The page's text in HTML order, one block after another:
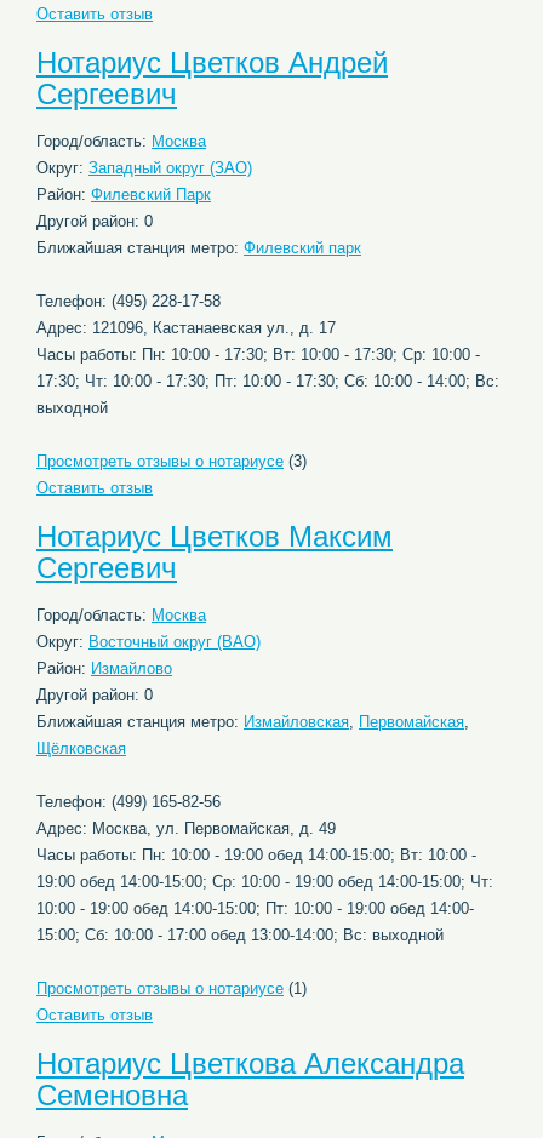
Оставить отзыв
Нотариус Цветков Андрей
Сергеевич
Город/область: Москва
Округ: Западный округ (ЗАО)
Район: Филевский Парк
Другой район: 0
Ближайшая станция метро: Филевский парк
Телефон: (495) 228-17-58
Адрес: 121096, Кастанаевская ул., д. 17
Часы работы: Пн: 10:00 - 17:30; Вт: 10:00 - 17:30; Ср: 10:00 -
17:30; Чт: 10:00 - 17:30; Пт: 10:00 - 17:30; Сб: 10:00 - 14:00; Вс:
выходной
Просмотреть отзывы о нотариусе (3)
Оставить отзыв
Нотариус Цветков Максим
Сергеевич
Город/область: Москва
Округ: Восточный округ (ВАО)
Район: Измайлово
Другой район: 0
Ближайшая станция метро: Измайловская, Первомайская,
Щёлковская
Телефон: (499) 165-82-56
Адрес: Москва, ул. Первомайская, д. 49
Часы работы: Пн: 10:00 - 19:00 обед 14:00-15:00; Вт: 10:00 -
19:00 обед 14:00-15:00; Ср: 10:00 - 19:00 обед 14:00-15:00; Чт:
10:00 - 19:00 обед 14:00-15:00; Пт: 10:00 - 19:00 обед 14:00-
15:00; Сб: 10:00 - 17:00 обед 13:00-14:00; Вс: выходной
Просмотреть отзывы о нотариусе (1)
Оставить отзыв
Нотариус Цветкова Александра
Семеновна